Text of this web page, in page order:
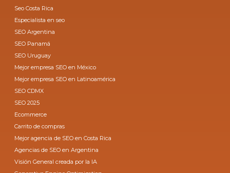
Seo Costa Rica
Especialista en seo
SEO Argentina
SEO Panamá
SEO Uruguay
Mejor empresa SEO en México
Mejor empresa SEO en Latinoamérica
SEO CDMX
SEO 2025
Ecommerce
Carrito de compras
Mejor agencia de SEO en Costa Rica
Agencias de SEO en Argentina
Visión General creada por la IA